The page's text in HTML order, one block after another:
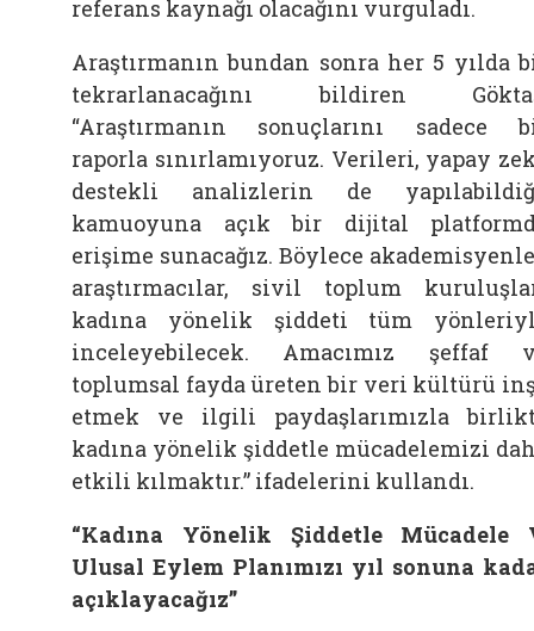
referans kaynağı olacağını vurguladı.
Araştırmanın bundan sonra her 5 yılda
tekrarlanacağını bildiren
“Araştırmanın sonuçlarını sadece
raporla sınırlamıyoruz. Verileri, yapay
destekli analizlerin de
kamuoyuna açık bir dijital
erişime sunacağız. Böylece
araştırmacılar, sivil toplum
kadına yönelik şiddeti tüm
inceleyebilecek. Amacımız şeffaf
toplumsal fayda üreten bir veri kültürü
etmek ve ilgili paydaşlarımızla
kadına yönelik şiddetle mücadelemizi
etkili kılmaktır.” ifadelerini kullandı.
“Kadına Yönelik Şiddetle Mücadele
Ulusal Eylem Planımızı yıl sonuna
açıklayacağız”